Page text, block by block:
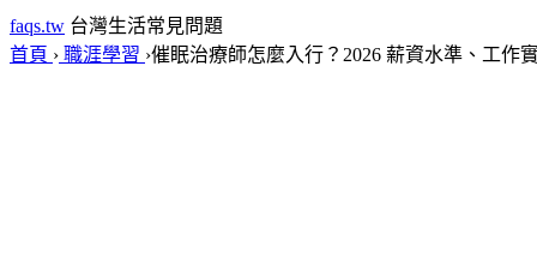
faqs.tw 台灣生活常見問題
首頁 › 職涯學習 ›催眠治療師怎麼入行？2026 薪資水準、工作